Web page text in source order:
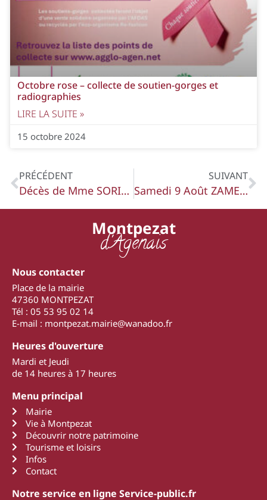
Octobre rose – collecte de soutien-gorges et
radiographies
LIRE LA SUITE »
15 octobre 2024
PRÉCÉDENT
Décès de Mme SORIN Marie Louise
SUIVANT
Samedi 9 Août ZAMELA Nocturne
Montpezat
d'Agenais
Nous contacter
Place de la mairie
47360 MONTPEZAT
Tél : 05 53 95 02 14
E-mail : montpezat.mairie@wanadoo.fr
Heures d'ouverture
Mardi et Jeudi
de 14 heures à 17 heures
Menu principal
Mairie
Vie à Montpezat
Découvrir notre patrimoine
Tourisme et loisirs
Infos
Contact
Notre service en ligne Service-public.fr